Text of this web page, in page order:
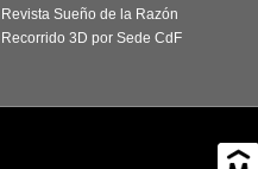
Revista Sueño de la Razón
Recorrido 3D por Sede CdF